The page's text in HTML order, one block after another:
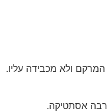
ולא מכבידה עליו.
אסתטיקה.